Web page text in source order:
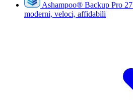
Ashampoo® Backup Pro 27
moderni, veloci, affidabili